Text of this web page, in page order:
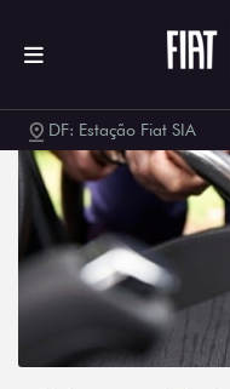
DF: Estação Fiat SIA